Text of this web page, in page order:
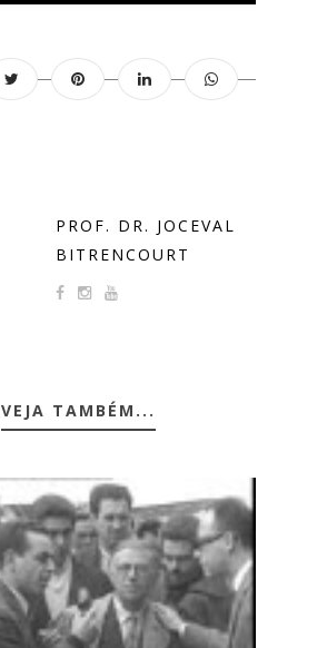
PROF. DR. JOCEVAL
BITRENCOURT
VEJA TAMBÉM...